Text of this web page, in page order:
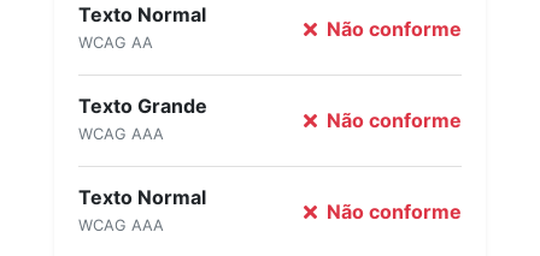
Texto Normal
WCAG AA
Não conforme
Texto Grande
WCAG AAA
Não conforme
Texto Normal
WCAG AAA
Não conforme